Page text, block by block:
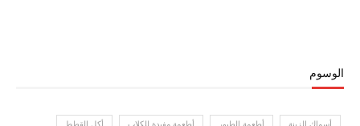
الوسوم